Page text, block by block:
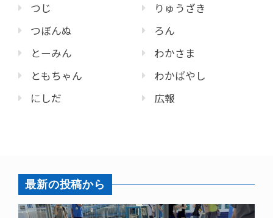
つじ
つぼんぬ
とーみん
ともちゃん
にしだ
りゅうざき
ろん
わかさま
わかばやし
広報
最新の投稿から